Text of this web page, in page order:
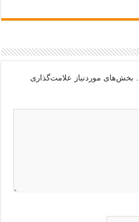
بخش‌های موردنیاز علامت‌گذاری